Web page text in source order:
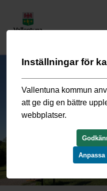
Inställningar för
Vallentuna kommun
att ge dig en bättre
webbplatser.